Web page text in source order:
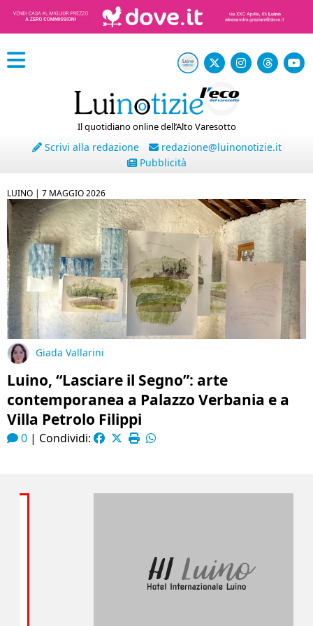
Il quotidiano online dell’Alto Varesotto
Scrivi alla redazione
redazione@luinonotizie.it
Pubblicità
LUINO | 7 MAGGIO 2026
Giada Vallarini
Luino, “Lasciare il Segno”: arte
contemporanea a Palazzo Verbania e a
Villa Petrolo Filippi
0 | Condividi: